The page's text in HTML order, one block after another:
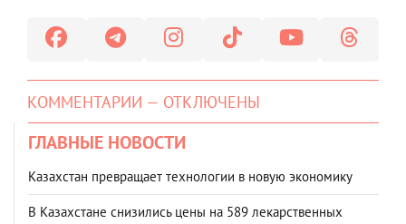
КОММЕНТАРИИ — ОТКЛЮЧЕНЫ
ГЛАВНЫЕ НОВОСТИ
Казахстан превращает технологии в новую экономику
В Казахстане снизились цены на 589 лекарственных